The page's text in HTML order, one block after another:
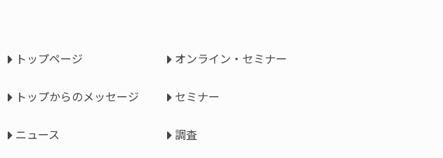
トップページ
トップからのメッセージ
ニュース
オンライン・セミナー
セミナー
調査